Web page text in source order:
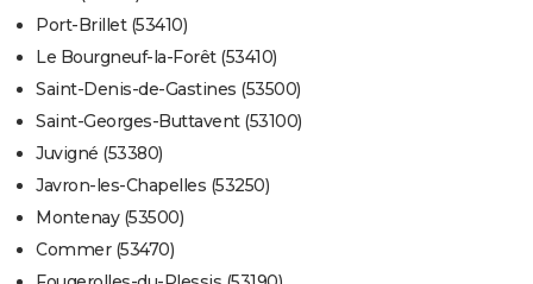
Port-Brillet (53410)
Le Bourgneuf-la-Forêt (53410)
Saint-Denis-de-Gastines (53500)
Saint-Georges-Buttavent (53100)
Juvigné (53380)
Javron-les-Chapelles (53250)
Montenay (53500)
Commer (53470)